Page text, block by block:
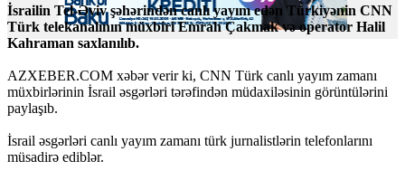
İsrailin Tel-Əviv şəhərindən canlı yayım edən Türkiyənin CNN
Türk telekanalının müxbiri Emrah Çakmak və operator Halil
Kahraman saxlanılıb.
AZXEBER.COM xəbər verir ki, CNN Türk canlı yayım zamanı
müxbirlərinin İsrail əsgərləri tərəfindən müdaxiləsinin görüntülərini
paylaşıb.
İsrail əsgərləri canlı yayım zamanı türk jurnalistlərin telefonlarını
müsadirə ediblər.